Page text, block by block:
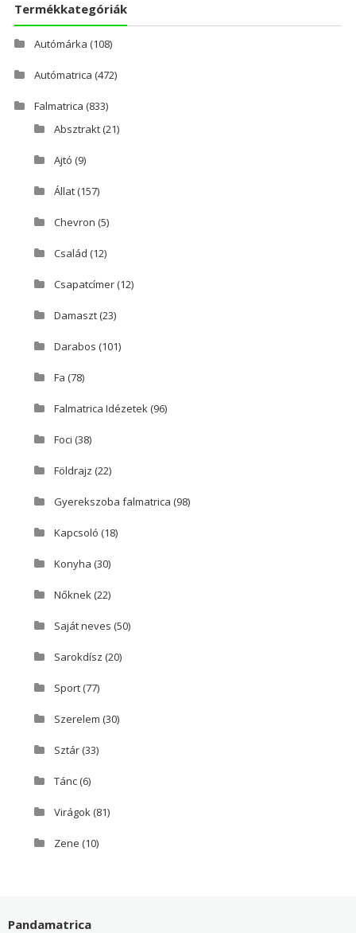
Termékkategóriák
Autómárka (108)
Autómatrica (472)
Falmatrica (833)
Absztrakt(21)
Ajtó (9)
Állat(157)
Chevron (5)
Család (12)
Csapatcímer(12)
Damaszt(23)
Darabos (101)
Fa (78)
Falmatrica Idézetek(96)
Foci (38)
Földrajz (22)
Gyerekszoba falmatrica (98)
Kapcsoló (18)
Konyha (30)
Nőknek(22)
Saját neves (50)
Sarokdísz (20)
Sport(77)
Szerelem (30)
Sztár(33)
Tánc(6)
Virágok(81)
Zene (10)
Pandamatrica